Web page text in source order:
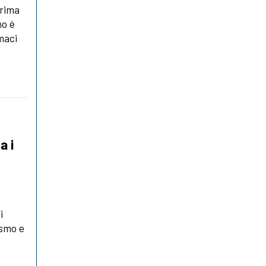
è
i
e